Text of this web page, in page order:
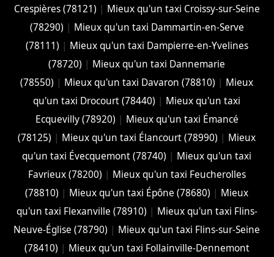
Crespières (78121) | Mieux qu'un taxi Croissy-sur-Seine
(78290) | Mieux qu'un taxi Dammartin-en-Serve
(78111) | Mieux qu'un taxi Dampierre-en-Yvelines
(78720) | Mieux qu'un taxi Dannemarie
(78550) | Mieux qu'un taxi Davaron (78810) | Mieux
qu'un taxi Drocourt (78440) | Mieux qu'un taxi
Ecquevilly (78920) | Mieux qu'un taxi Émancé
(78125) | Mieux qu'un taxi Élancourt (78990) | Mieux
qu'un taxi Évecquemont (78740) | Mieux qu'un taxi
Favrieux (78200) | Mieux qu'un taxi Feucherolles
(78810) | Mieux qu'un taxi Épône (78680) | Mieux
qu'un taxi Flexanville (78910) | Mieux qu'un taxi Flins-
Neuve-Église (78790) | Mieux qu'un taxi Flins-sur-Seine
(78410) | Mieux qu'un taxi Follainville-Dennemont